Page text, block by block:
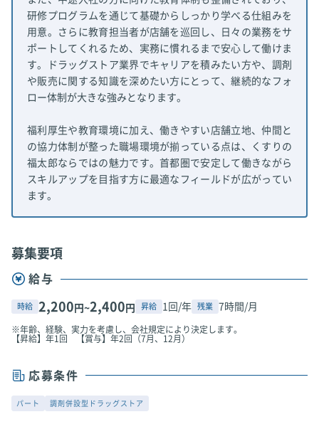
研修プログラムを通じて基礎からしっかり学べる仕組みを
用意。さらに教育担当者が店舗を巡回し、日々の業務をサ
ポートしてくれるため、実務に慣れるまで安心して働けま
す。ドラッグストア業界でキャリアを積みたい方や、調剤
や販売に関する知識を深めたい方にとって、継続的なフォ
ロー体制が大きな強みとなります。
福利厚生や教育環境に加え、働きやすい店舗立地、仲間と
の協力体制が整った職場環境が揃っている点は、くすりの
福太郎ならではの魅力です。首都圏で安定して働きながら
スキルアップを目指す方に最適なフィールドが広がってい
ます。
募集要項
給与
時給 2,200 円~2,400 円 昇給 1回/年 残業 7時間/月
※年齢、経験、実力を考慮し、会社規定により決定します。
【昇給】年1回 【賞与】年2回（7月、12月）
応募条件
パート 調剤併設型ドラッグストア